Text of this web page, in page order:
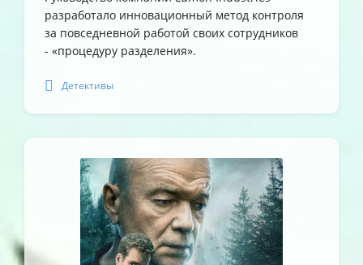
разработало инновационный метод контроля
за повседневной работой своих сотрудников
- «процедуру разделения».
Детективы